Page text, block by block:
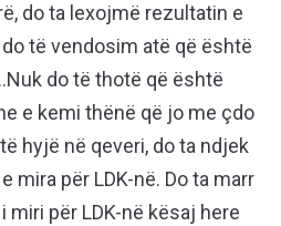
do ta lexojmë rezultatin e
të vendosim atë që është
do të thotë që është
e kemi thënë që jo me çdo
hyjë në qeveri, do ta ndjek
mira për LDK-në. Do ta marr
për LDK-në kësaj here